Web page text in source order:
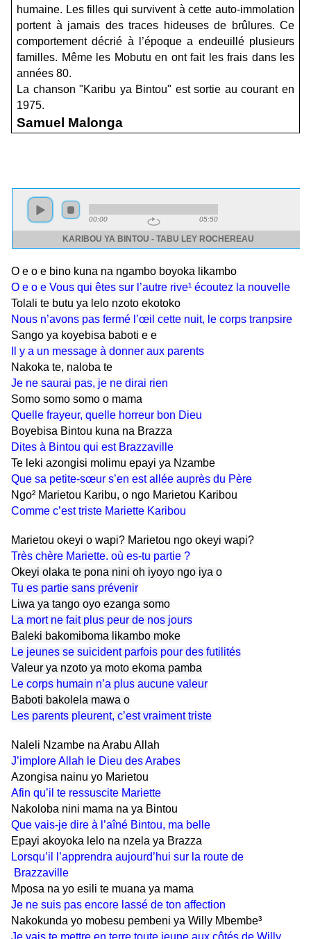
humaine. Les filles qui survivent à cette auto-immolation
portent à jamais des traces hideuses de brûlures. Ce
comportement décrié à l’époque a endeuillé plusieurs
familles. Même les Mobutu en ont fait les frais dans les
années 80.
La chanson "Karibu ya Bintou" est sortie au courant en
1975.
Samuel Malonga
O e o e bino kuna na ngambo boyoka likambo
O e o e Vous qui êtes sur l’autre rive¹ écoutez la nouvelle
Tolali te butu ya lelo nzoto ekotoko
Nous n’avons pas fermé l’œil cette nuit, le corps tranpsire
Sango ya koyebisa baboti e e
Il y a un message à donner aux parents
Nakoka te, naloba te
Je ne saurai pas, je ne dirai rien
Somo somo somo o mama
Quelle frayeur, quelle horreur bon Dieu
Boyebisa Bintou kuna na Brazza
Dites à Bintou qui est Brazzaville
Te leki azongisi molimu epayi ya Nzambe
Que sa petite-sœur s’en est allée auprès du Père
Ngo² Marietou Karibu, o ngo Marietou Karibou
Comme c’est triste Mariette Karibou
Marietou okeyi o wapi? Marietou ngo okeyi wapi?
Très chère Mariette. où es-tu partie ?
Okeyi olaka te pona nini oh iyoyo ngo iya o
Tu es partie sans prévenir
Liwa ya tango oyo ezanga somo
La mort ne fait plus peur de nos jours
Baleki bakomiboma likambo moke
Le jeunes se suicident parfois pour des futilités
Valeur ya nzoto ya moto ekoma pamba
Le corps humain n’a plus aucune valeur
Baboti bakolela mawa o
Les parents pleurent, c’est vraiment triste
Naleli Nzambe na Arabu Allah
J’implore Allah le Dieu des Arabes
Azongisa nainu yo Marietou
Afin qu’il te ressuscite Mariette
Nakoloba nini mama na ya Bintou
Que vais-je dire à l’aîné Bintou, ma belle
Epayi akoyoka lelo na nzela ya Brazza
Lorsqu’il l’apprendra aujourd’hui sur la route de
Brazzaville
Mposa na yo esili te muana ya mama
Je ne suis pas encore lassé de ton affection
Nakokunda yo mobesu pembeni ya Willy Mbembe³